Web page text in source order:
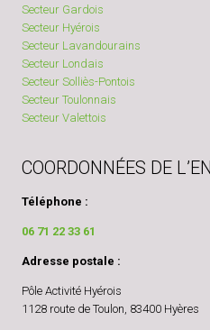
Secteur Gardois
Secteur Hyérois
Secteur Lavandourains
Secteur Londais
Secteur Solliès-Pontois
Secteur Toulonnais
Secteur Valettois
COORDONNÉES DE
Téléphone :
06 71 22 33 61
Adresse postale :
Pôle Activité Hyérois
1128 route de Toulon, 83400 Hyères